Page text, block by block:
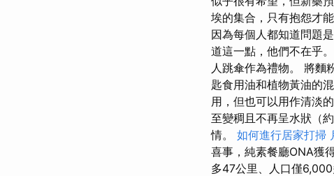
埃的集合，只有抱怨才
因為每個人都知道問題
道這一點，他們不在乎。
人跳傘作為禮物。 將麵
匙食用油和植物黃油的
用，但也可以用作清淡
至變稠且不再呈水狀（
情。 如何進行居家打掃
喜事，純素餐廳ONA獲
多47公里、人口僅